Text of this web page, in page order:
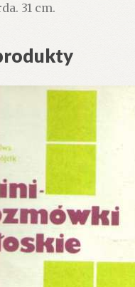
31 cm.